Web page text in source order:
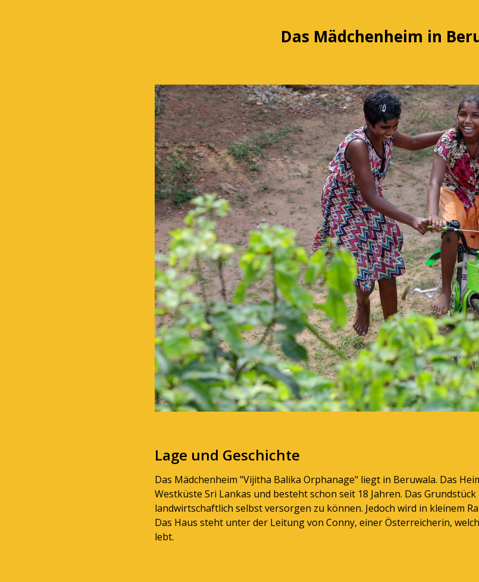
Das Mädchenheim in
Lage und Geschichte
Das Mädchenheim "Vijitha Balika Orphanage" liegt in Beruwala. Das
Westküste Sri Lankas und besteht schon seit 18 Jahren. Das
landwirtschaftlich selbst versorgen zu können. Jedoch wird in kleinem
Das Haus steht unter der Leitung von Conny, einer Österreicherin,
lebt.